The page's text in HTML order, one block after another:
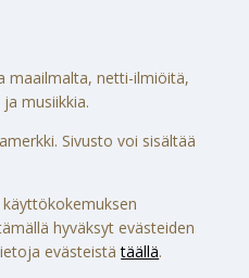
maailmalta, netti-ilmiöitä,
musiikkia.
Sivusto voi sisältää
hyväksyt evästeiden
evästeistätäällä.